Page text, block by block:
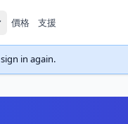
價格 支援
in again.